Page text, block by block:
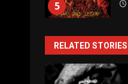
5
RELATED STORIES